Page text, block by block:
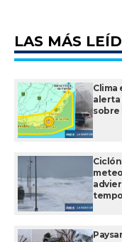
LAS MÁS
Clima
alerta
sobre